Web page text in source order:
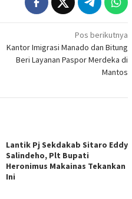
Pos berikutnya
Kantor Imigrasi Manado dan Bitung
Beri Layanan Paspor Merdeka di
Mantos
Lantik Pj Sekdakab Sitaro Eddy
Salindeho, Plt Bupati
Heronimus Makainas Tekankan
Ini